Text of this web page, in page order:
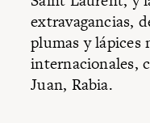
extravagancias,
plumas y lápices
internacionales,
Juan, Rabia.